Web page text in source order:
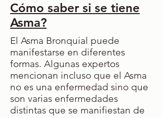
Cómo saber si se tiene
Asma?
El Asma Bronquial puede
manifestarse en diferentes
formas. Algunas expertos
mencionan incluso que el Asma
no es una enfermedad sino que
son varias enfermedades
distintas que se manifiestan de